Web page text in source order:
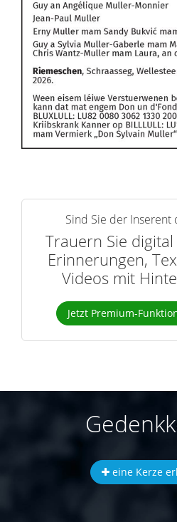
Sind Sie der Inserent
Trauern Sie
Erinnerungen,
Videos mit
Jetzt Premium-
eine Kerze